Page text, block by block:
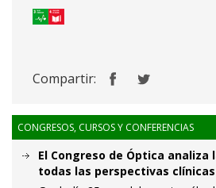
Compartir:
CONGRESOS, CURSOS Y CONFERENCIAS
El Congreso de Óptica analiza
todas las perspectivas clínicas